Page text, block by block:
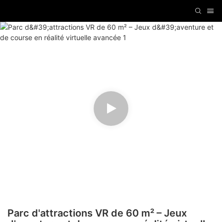
Parc d'attractions VR de 60 m² – Jeux